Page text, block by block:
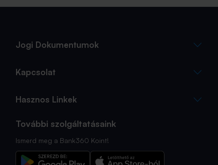
Jogi Dokumentumok
Kapcsolat
Hasznos Linkek
További szolgáltatásaink
Ismerd meg a Bank360 Koint!